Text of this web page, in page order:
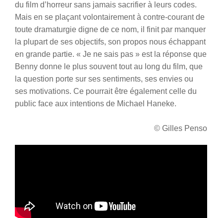
du film d’horreur sans jamais sacrifier à leurs codes.
Mais en se plaçant volontairement à contre-courant de
toute dramaturgie digne de ce nom, il finit par manquer
la plupart de ses objectifs, son propos nous échappant
en grande partie. « Je ne sais pas » est la réponse que
Benny donne le plus souvent tout au long du film, que
la question porte sur ses sentiments, ses envies ou
ses motivations. Ce pourrait être également celle du
public face aux intentions de Michael Haneke.
© Gilles Penso